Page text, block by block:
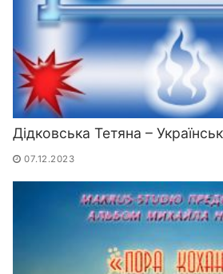
Дідковська Тетяна –
07.12.2023